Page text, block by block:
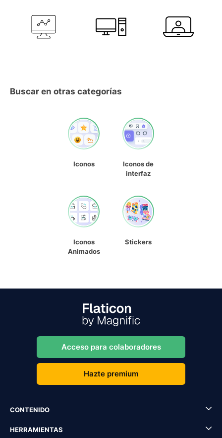
Buscar en otras categorías
Iconos
Iconos de
interfaz
Iconos
Animados
Stickers
Acceso para colaboradores
Hazte premium
CONTENIDO
HERRAMIENTAS